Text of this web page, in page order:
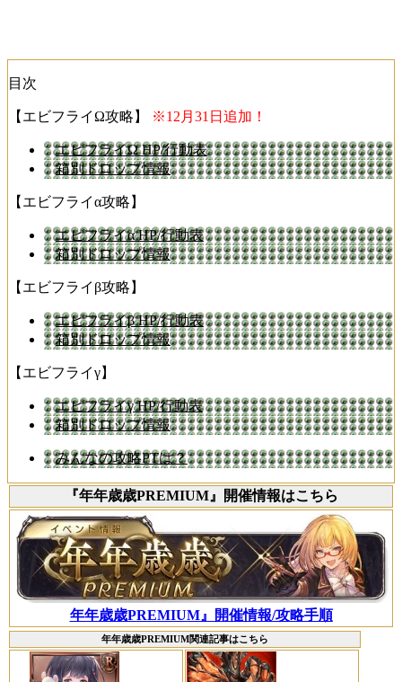
目次
【エビフライΩ攻略】 ※12月31日追加！
エビフライΩ HP/行動表
箱別ドロップ情報
【エビフライα攻略】
エビフライα HP/行動表
箱別ドロップ情報
【エビフライβ攻略】
エビフライβ HP/行動表
箱別ドロップ情報
【エビフライγ】
エビフライγ HP/行動表
箱別ドロップ情報
みんなの攻略PTは？
『年年歳歳PREMIUM』開催情報はこちら
年年歳歳PREMIUM』開催情報/攻略手順
年年歳歳PREMIUM関連記事はこちら